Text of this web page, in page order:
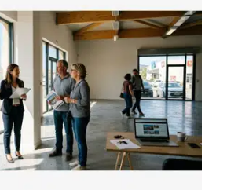
du Code Monétaire et
l'organisation de la visite, la
pièce d'identité vous sera
sur les risques auxquels ce bien
disponibles sur le site Géorisques :